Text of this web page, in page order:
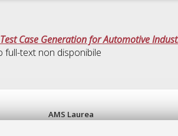
Case Generation for Automotive
full-text non disponibile
AMS Laurea